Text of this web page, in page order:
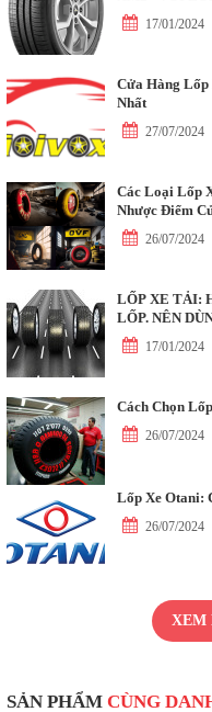
17/01/2024
Cửa Hàng
Nhất
27/07/2024
Các Loại Lốp
Nhược Điểm
26/07/2024
LỐP XE TẢI:
LỐP. NÊN
17/01/2024
Cách Chọn
26/07/2024
Lốp Xe Otani:
26/07/2024
XEM
SẢN PHẨM CÙNG